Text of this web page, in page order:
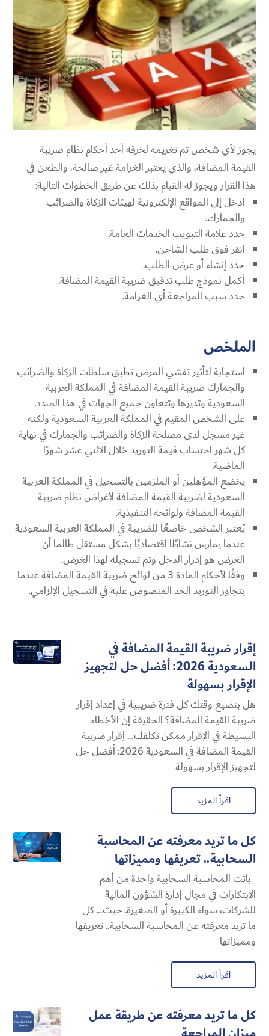
يجوز لأي شخص تم تغريمه لخرقه أحد أحكام نظام ضريبة
القيمة المضافة، والذي يعتبر الغرامة غير صالحة، والطعن في
هذا القرار ويجوز له القيام بذلك عن طريق الخطوات التالية:
ادخل إلى المواقع الإلكترونية لهيئات الزكاة والضرائب
والجمارك.
حدد علامة التبويب الخدمات العامة.
انقر فوق طلب الشاحن.
حدد إنشاء أو عرض الطلب.
أكمل نموذج طلب تدقيق ضريبة القيمة المضافة.
حدد سبب المراجعة أي الغرامة.
الملخص
استجابة لتأثير تفشي المرض تطبق سلطات الزكاة والضرائب
والجمارك ضريبة القيمة المضافة في المملكة العربية
السعودية وتديرها وتتعاون جميع الجهات في هذا الصدد.
على الشخص المقيم في المملكة العربية السعودية ولكنه
غير مسجل لدى مصلحة الزكاة والضرائب والجمارك في نهاية
كل شهر احتساب قيمة التوريد خلال الاثني عشر شهرًا
الماضية.
يخضع المؤهلين أو الملزمين بالتسجيل في المملكة العربية
السعودية لضريبة القيمة المضافة لأغراض نظام ضريبة
القيمة المضافة ولوائحه التنفيذية.
يُعتبر الشخص خاضعًا للضريبة في المملكة العربية السعودية
عندما يمارس نشاطًا اقتصاديًا بشكل مستقل طالما أن
الغرض هو إدرار الدخل وتم تسجيله لهذا الغرض.
وفقًا لأحكام المادة 3 من لوائح ضريبة القيمة المضافة عندما
يتجاوز التوريد الحد المنصوص عليه في التسجيل الإلزامي.
إقرار ضريبة القيمة المضافة في
السعودية 2026: أفضل حل لتجهيز
الإقرار بسهولة
هل بتضيع وقتك كل فترة ضريبية في إعداد إقرار
ضريبة القيمة المضافة؟ الحقيقة إن الأخطاء
البسيطة في الإقرار ممكن تكلفك... إقرار ضريبة
القيمة المضافة في السعودية 2026: أفضل حل
لتجهيز الإقرار بسهولة
اقرأ المزيد
كل ما تريد معرفته عن المحاسبة
السحابية​.. تعريفها ومميزاتها
باتت المحاسبة السحابية​ واحدة من أهم
الابتكارات في مجال إدارة الشؤون المالية
للشركات، سواء الكبيرة أو الصغيرة. حيث... كل
ما تريد معرفته عن المحاسبة السحابية​.. تعريفها
ومميزاتها
اقرأ المزيد
كل ما تريد معرفته عن طريقة عمل